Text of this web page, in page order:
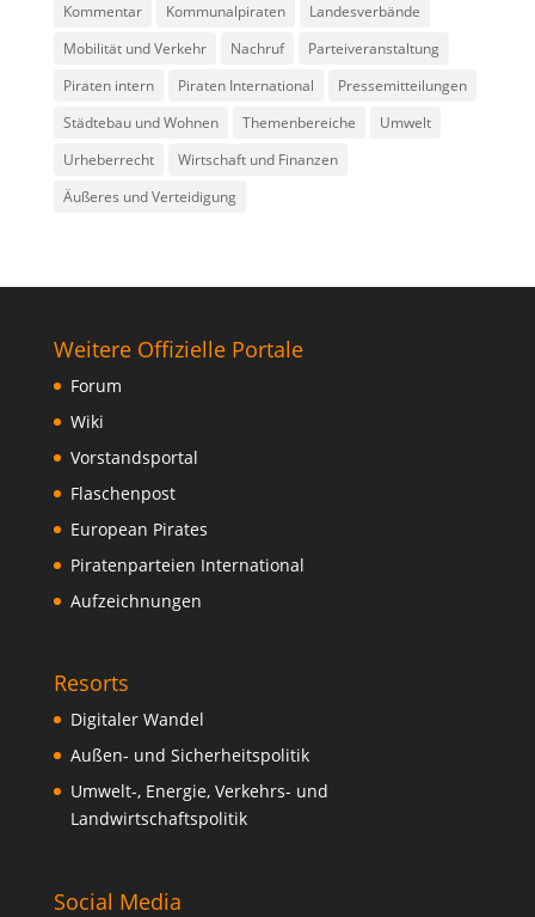
Kommentar
Kommunalpiraten
Landesverbände
Mobilität und Verkehr
Nachruf
Parteiveranstaltung
Piraten intern
Piraten International
Pressemitteilungen
Städtebau und Wohnen
Themenbereiche
Umwelt
Urheberrecht
Wirtschaft und Finanzen
Äußeres und Verteidigung
Weitere Offizielle Portale
Forum
Wiki
Vorstandsportal
Flaschenpost
European Pirates
Piratenparteien International
Aufzeichnungen
Resorts
Digitaler Wandel
Außen- und Sicherheitspolitik
Umwelt-, Energie, Verkehrs- und
Landwirtschaftspolitik
Social Media